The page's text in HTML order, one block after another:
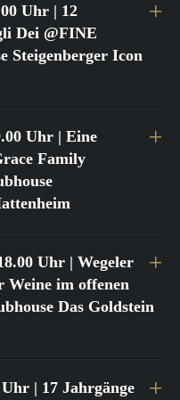
Uhr | 12
Dei @FINE
Steigenberger Icon
Uhr | Eine
Family
Uhr | Wegeler
Weine im offenen
Das Goldstein
Uhr | 17 Jahrgänge